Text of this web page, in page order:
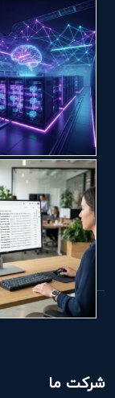
شرکت ما